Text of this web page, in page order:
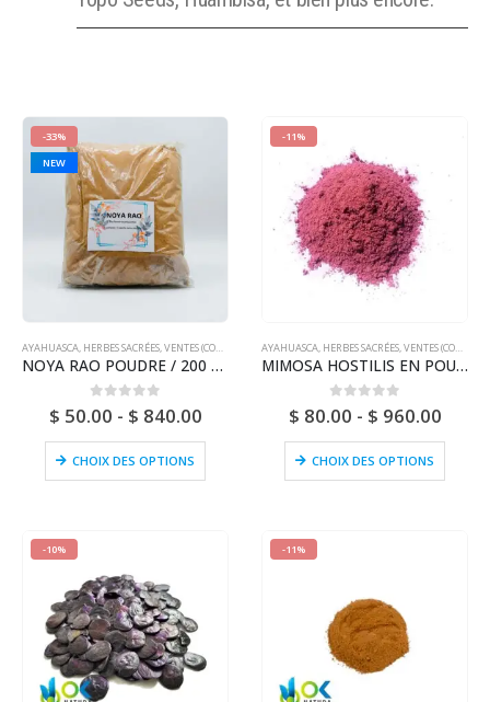
-33%
NEW
AYAHUASCA, HERBES SACRÉES,VENTES (COURRIER NATIONAL)
NOYA RAO POUDRE / 200 g à 1 kg - (Buchenavia Amazonia) ÉCORCE 100 % pure, naturelle et biologique
0sur 5
$ 50.00 - $ 840.00
CHOIX DES OPTIONS
-11%
AYAHUASCA, HERBES SACRÉES,VENTES (COURRIER NATIONAL)
MIMOSA HOSTILIS EN POUDRE / 200gr à 1kg - (Jurema Preta) - 100% Pure Natural Root
0sur 5
$ 80.00 - $ 960.00
CHOIX DES OPTIONS
-10% -11%